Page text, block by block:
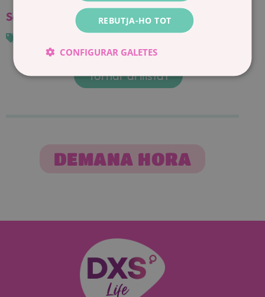
Serveis:
Tornar al llistat
DEMANA HORA
REBUTJA-HO TOT
CONFIGURAR GALETES